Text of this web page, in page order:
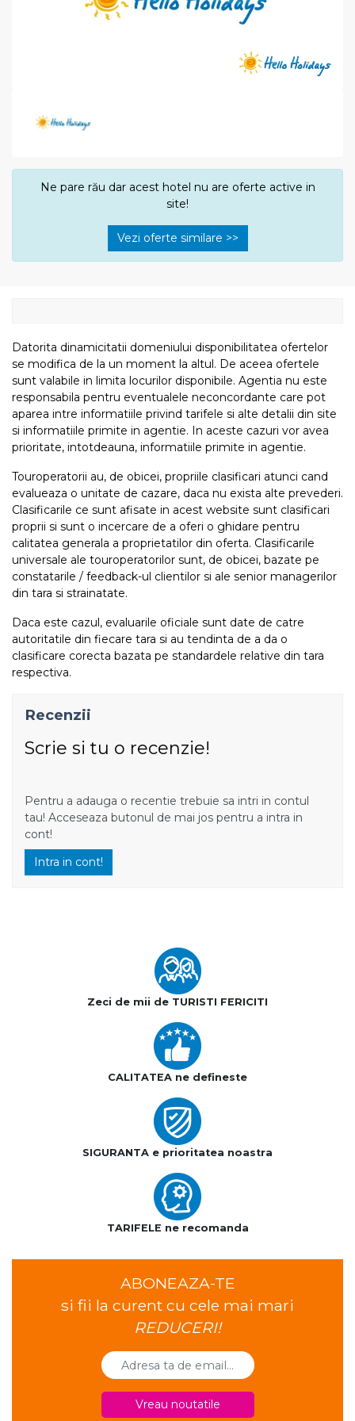
Ne pare rău dar acest hotel nu are oferte active in
site!
Vezi oferte similare >>
Datorita dinamicitatii domeniului disponibilitatea ofertelor
se modifica de la un moment la altul. De aceea ofertele
sunt valabile in limita locurilor disponibile. Agentia nu este
responsabila pentru eventualele neconcordante care pot
aparea intre informatiile privind tarifele si alte detalii din site
si informatiile primite in agentie. In aceste cazuri vor avea
prioritate, intotdeauna, informatiile primite in agentie.
Touroperatorii au, de obicei, propriile clasificari atunci cand
evalueaza o unitate de cazare, daca nu exista alte prevederi.
Clasificarile ce sunt afisate in acest website sunt clasificari
proprii si sunt o incercare de a oferi o ghidare pentru
calitatea generala a proprietatilor din oferta. Clasificarile
universale ale touroperatorilor sunt, de obicei, bazate pe
constatarile / feedback-ul clientilor si ale senior managerilor
din tara si strainatate.
Daca este cazul, evaluarile oficiale sunt date de catre
autoritatile din fiecare tara si au tendinta de a da o
clasificare corecta bazata pe standardele relative din tara
respectiva.
Recenzii
Scrie si tu o recenzie!
Pentru a adauga o recentie trebuie sa intri in contul
tau! Acceseaza butonul de mai jos pentru a intra in
cont!
Intra in cont!
Zeci de mii de TURISTI FERICITI
CALITATEA ne defineste
SIGURANTA e prioritatea noastra
TARIFELE ne recomanda
ABONEAZA-TE
si fii la curent cu cele mai mari
REDUCERI!
Vreau noutatile